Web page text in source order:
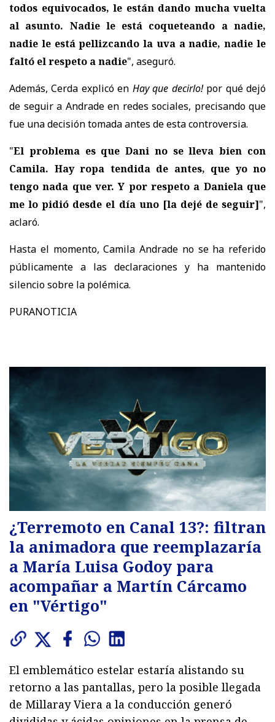
todos equivocados, le están dando mucha vuelta
al asunto. Nadie le está coqueteando a nadie,
nadie le está pellizcando la uva a nadie, nadie le
faltó el respeto a nadie", aseguró.
Además, Cerda explicó en Hay que decirlo!por qué dejó
de seguir a Andrade en redes sociales, precisando que
fue una decisión tomada antes de esta controversia.
"El problema es que Dani no se lleva bien con
Camila. Hay ropa tendida de antes, que yo no
tengo nada que ver. Y por respeto a Daniela que
me lo pidió desde el día uno [la dejé de seguir]",
aclaró.
Hasta el momento, Camila Andrade no se ha referido
públicamente a las declaraciones y ha mantenido
silencio sobre la polémica.
PURANOTICIA
¿Terremoto en Canal 13?: filtran
la animadora que reemplazaría
a María Luisa Godoy para
acompañar a Martín Cárcamo
en "Vértigo"
El emblemático estelar estaría alistando su
retorno a las pantallas, pero la posible llegada
de Millaray Viera a la conducción generó